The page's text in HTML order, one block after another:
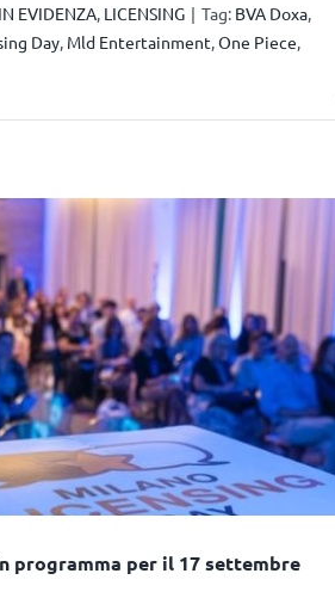
IN EVIDENZA, LICENSING | Tag: BVA Doxa,
Day, Mld Entertainment,One Piece,
programma per il 17 settembre